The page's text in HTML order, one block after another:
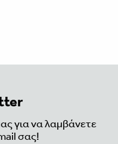
για να λαμβάνετε
σας!